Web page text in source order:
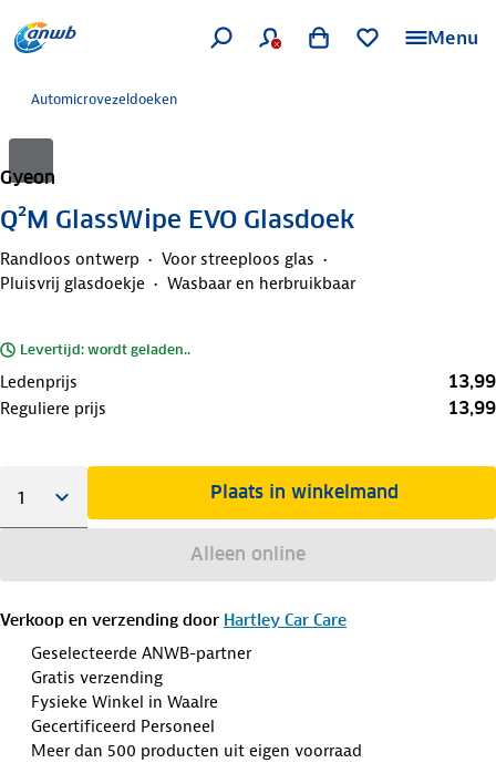
Menu
Automicrovezeldoeken
Gyeon
Q²M GlassWipe EVO Glasdoek
Randloos ontwerp
Voor streeploos glas
Pluisvrij glasdoekje
Wasbaar en herbruikbaar
Levertijd: wordt geladen..
Ledenprijs 13,99
Reguliere prijs 13,99
Plaats in winkelmand
Alleen online
Verkoop en verzending door Hartley Car Care
Geselecteerde ANWB-partner
Gratis verzending
Fysieke Winkel in Waalre
Gecertificeerd Personeel
Meer dan 500 producten uit eigen voorraad